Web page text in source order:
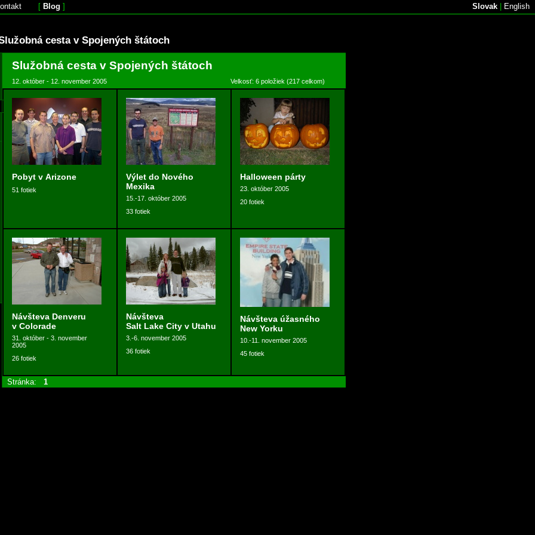
[ Blog ] Slovak English
cesta v Spojených štátoch
Služobná cesta v Spojených štátoch
12. október - 12. november 2005 Velkosť: 6 položiek (217 celkom)
Pobyt v Arizone
51 fotiek
Výlet do Nového
Mexika
15.-17. október 2005
33 fotiek
Halloween párty
23. október 2005
20 fotiek
Návšteva Denveru
v Colorade
31. október - 3. november
2005
26 fotiek
Návšteva
Salt Lake City v Utahu
3.-6. november 2005
36 fotiek
Návšteva úžasného
New Yorku
10.-11. november 2005
45 fotiek
Stránka: 1